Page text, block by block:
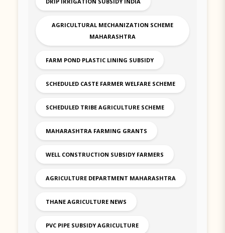
AGRICULTURAL MECHANIZATION SCHEME
MAHARASHTRA
FARM POND PLASTIC LINING SUBSIDY
SCHEDULED CASTE FARMER WELFARE SCHEME
SCHEDULED TRIBE AGRICULTURE SCHEME
MAHARASHTRA FARMING GRANTS
WELL CONSTRUCTION SUBSIDY FARMERS
AGRICULTURE DEPARTMENT MAHARASHTRA
THANE AGRICULTURE NEWS
PVC PIPE SUBSIDY AGRICULTURE